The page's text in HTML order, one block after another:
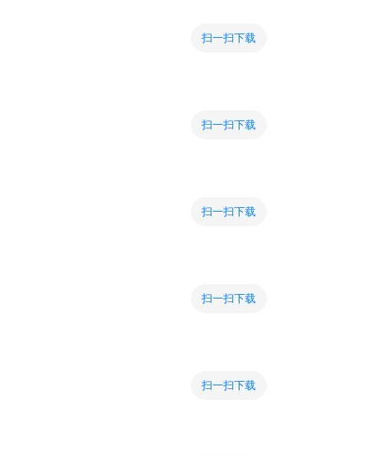
扫一扫下载
扫一扫下载
扫一扫下载
扫一扫下载
扫一扫下载